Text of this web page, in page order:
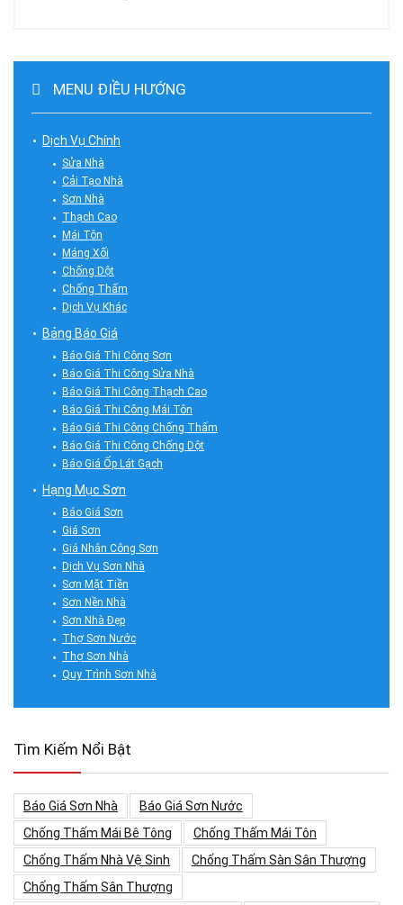
MENU ĐIỀU HƯỚNG
Dịch Vụ Chính
Sửa Nhà
Cải Tạo Nhà
Sơn Nhà
Thạch Cao
Mái Tôn
Máng Xối
Chống Dột
Chống Thấm
Dịch Vụ Khác
Bảng Báo Giá
Báo Giá Thi Công Sơn
Báo Giá Thi Công Sửa Nhà
Báo Giá Thi Công Thạch Cao
Báo Giá Thi Công Mái Tôn
Báo Giá Thi Công Chống Thấm
Báo Giá Thi Công Chống Dột
Báo Giá Ốp Lát Gạch
Hạng Mục Sơn
Báo Giá Sơn
Giá Sơn
Giá Nhân Công Sơn
Dịch Vụ Sơn Nhà
Sơn Mặt Tiền
Sơn Nền Nhà
Sơn Nhà Đẹp
Thợ Sơn Nước
Thợ Sơn Nhà
Quy Trình Sơn Nhà
Tìm Kiếm Nổi Bật
Báo Giá Sơn Nhà
Báo Giá Sơn Nước
Chống Thấm Mái Bê Tông
Chống Thấm Mái Tôn
Chống Thấm Nhà Vệ Sinh
Chống Thấm Sàn Sân Thượng
Chống Thấm Sân Thượng